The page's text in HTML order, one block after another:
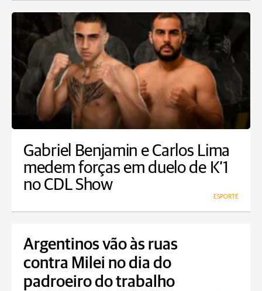
Gabriel Benjamin e Carlos Lima
medem forças em duelo de K’1
no CDL Show
ESPORTE
Argentinos vão às ruas
contra Milei no dia do
padroeiro do trabalho